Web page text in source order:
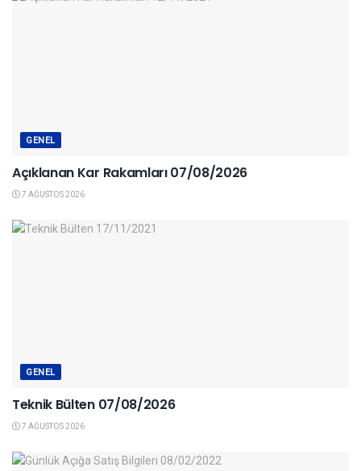
GENEL
Açıklanan Kar Rakamları 07/08/2026
7 AĞUSTOS 2026
GENEL
Teknik Bülten 07/08/2026
7 AĞUSTOS 2026